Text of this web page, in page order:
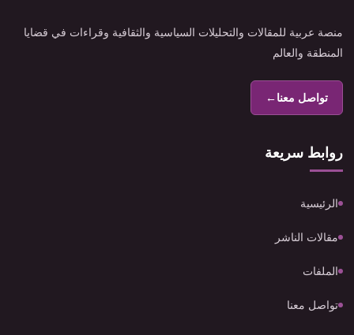
منصة عربية للمقالات والتحليلات السياسية والثقافية وقراءات في قضايا
المنطقة والعالم
تواصل معنا←
روابط سريعة
الرئيسية
مقالات الناشر
الملفات
تواصل معنا